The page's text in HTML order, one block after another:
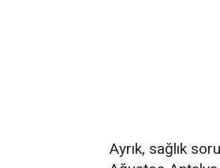
Ayrık, sağlık